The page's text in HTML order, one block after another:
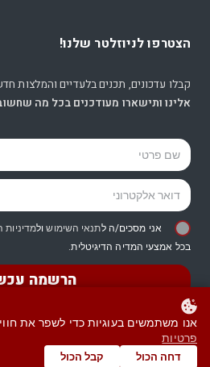
הצטרפו לניוזלטר שלנו!
קבלו עדכונים, תכנים בלעדיים והמלצות
אלינו ותישארו מעודכנים בכל מה
אני מסכים/ה לתנאי השימושולמדיניות
בכל אמצעי המדיה הדיגיטלית.
הרשמה
© כל הזכויות שמורות -
אנו משתמשים בעוגיות כדי לשפר את
פרטיות
דחה הכול קבל הכול